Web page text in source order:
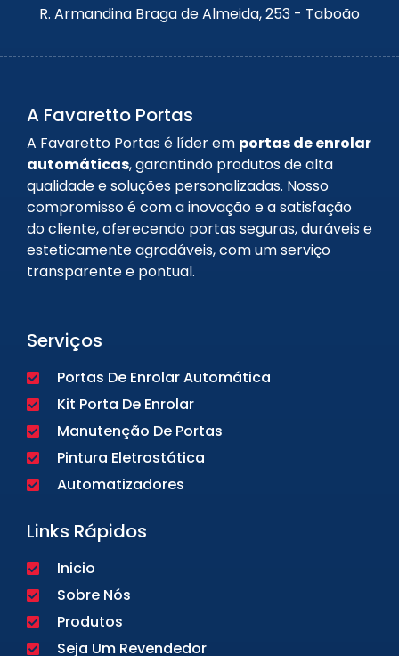
R. Armandina Braga de Almeida, 253 - Taboão
A Favaretto Portas
A Favaretto Portas é líder em portas de enrolar
automáticas, garantindo produtos de alta
qualidade e soluções personalizadas. Nosso
compromisso é com a inovação e a satisfação
do cliente, oferecendo portas seguras, duráveis e
esteticamente agradáveis, com um serviço
transparente e pontual.
Serviços
Portas De Enrolar Automática
Kit Porta De Enrolar
Manutenção De Portas
Pintura Eletrostática
Automatizadores
Links Rápidos
Inicio
Sobre Nós
Produtos
Seja Um Revendedor